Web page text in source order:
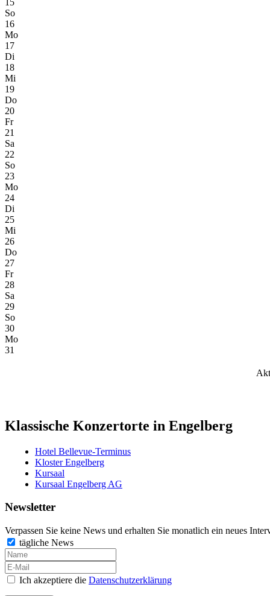
So
16
Mo
17
Di
18
Mi
19
Do
20
Fr
21
Sa
22
So
23
Mo
24
Di
25
Mi
26
Do
27
Fr
28
Sa
29
So
30
Mo
31
Klassische Konzertorte in Engelberg
Hotel Bellevue-Terminus
Kloster Engelberg
Kursaal
Kursaal Engelberg AG
Newsletter
Verpassen Sie keine News und erhalten Sie monatlich ein neues
tägliche News
Ich akzeptiere die Datenschutzerklärung